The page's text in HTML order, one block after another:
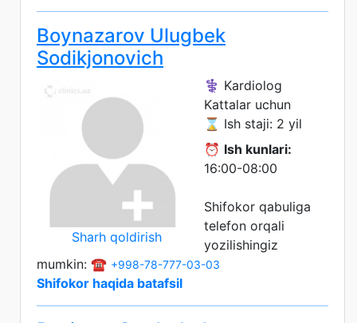
Boynazarov Ulugbek
Sodikjonovich
Sharh qoldirish
⚕️ Kardiolog
Kattalar uchun
⌛ Ish staji: 2 yil
⏰ Ish kunlari:
16:00-08:00
Shifokor qabuliga
telefon orqali
yozilishingiz
mumkin: ☎️ +998-78-777-03-03
Shifokor haqida batafsil